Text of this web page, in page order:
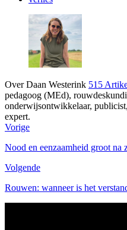
Over Daan Westerink 515
pedagoog (MEd),
onderwijsontwikkelaar,
expert.
Vorige
Nood en eenzaamheid groot na
Volgende
Rouwen: wanneer is het